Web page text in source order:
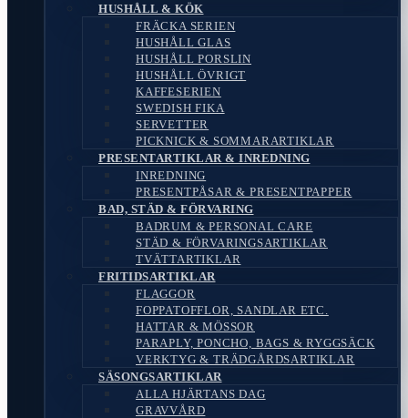
HUSHÅLL & KÖK
FRÄCKA SERIEN
HUSHÅLL GLAS
HUSHÅLL PORSLIN
HUSHÅLL ÖVRIGT
KAFFESERIEN
SWEDISH FIKA
SERVETTER
PICKNICK & SOMMARARTIKLAR
PRESENTARTIKLAR & INREDNING
INREDNING
PRESENTPÅSAR & PRESENTPAPPER
BAD, STÄD & FÖRVARING
BADRUM & PERSONAL CARE
STÄD & FÖRVARINGSARTIKLAR
TVÄTTARTIKLAR
FRITIDSARTIKLAR
FLAGGOR
FOPPATOFFLOR, SANDLAR ETC.
HATTAR & MÖSSOR
PARAPLY, PONCHO, BAGS & RYGGSÄCK
VERKTYG & TRÄDGÅRDSARTIKLAR
SÄSONGSARTIKLAR
ALLA HJÄRTANS DAG
GRAVVÅRD